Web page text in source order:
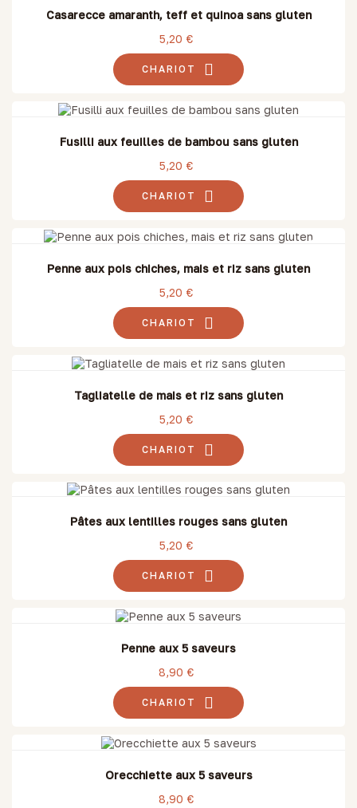
Casarecce amaranth, teff et quinoa sans gluten
5,20 €
CHARIOT
Fusilli aux feuilles de bambou sans gluten
5,20 €
CHARIOT
Penne aux pois chiches, mais et riz sans gluten
5,20 €
CHARIOT
Tagliatelle de mais et riz sans gluten
5,20 €
CHARIOT
Pâtes aux lentilles rouges sans gluten
5,20 €
CHARIOT
Penne aux 5 saveurs
8,90 €
CHARIOT
Orecchiette aux 5 saveurs
8,90 €